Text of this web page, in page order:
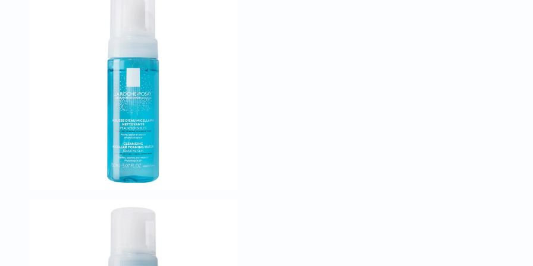
فيتامين
فيتامين
ب
فيتامين
ج
فيتامين
د
هـ
الحديد